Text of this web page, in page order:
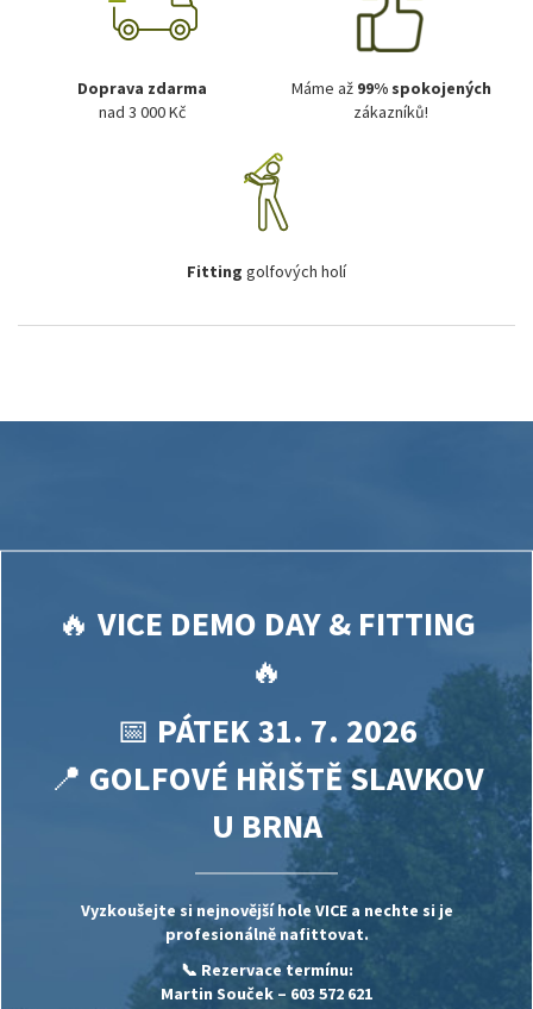
Doprava zdarma
nad 3 000 Kč
Máme až 99% spokojených
zákazníků!
Fitting golfových holí
🔥 VICE DEMO DAY & FITTING
🔥
📅 PÁTEK 31. 7. 2026
📍 GOLFOVÉ HŘIŠTĚ SLAVKOV
U BRNA
Vyzkoušejte si nejnovější hole VICEa nechte si je
profesionálně nafittovat.
📞 Rezervace termínu:
Martin Souček – 603 572 621